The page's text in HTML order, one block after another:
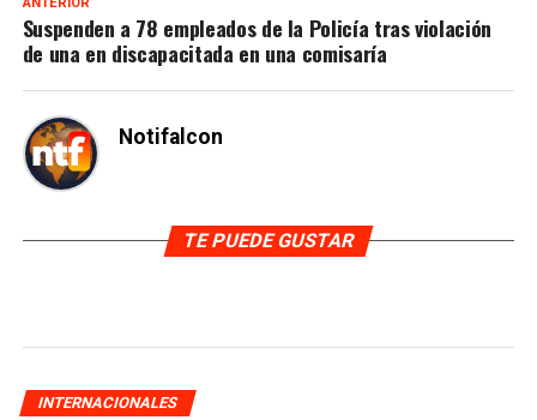
Suspenden a 78 empleados de la Policía tras violación
de una en discapacitada en una comisaría
Notifalcon
TE PUEDE GUSTAR
INTERNACIONALES